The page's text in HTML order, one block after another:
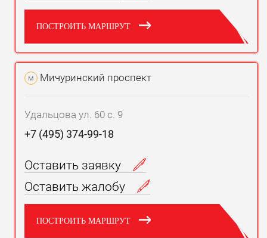
ПОСТРОИТЬ МАРШРУТ
м Мичуринский проспект
Удальцова ул. 60 с. 9
+7 (495) 374-99-18
Оставить заявку
Оставить жалобу
ПОСТРОИТЬ МАРШРУТ